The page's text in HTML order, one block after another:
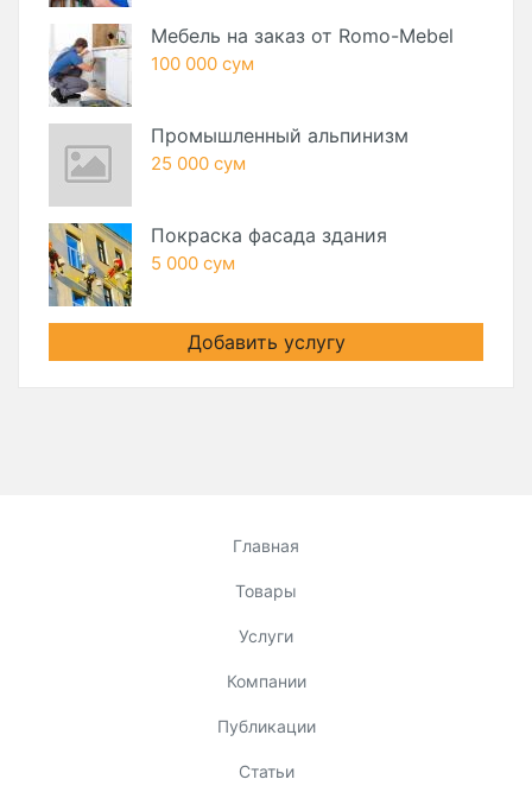
Мебель на заказ от Romo-Mebel
100 000 сум
Промышленный альпинизм
25 000 сум
Покраска фасада здания
5 000 сум
Добавить услугу
Главная
Товары
Услуги
Компании
Публикации
Статьи